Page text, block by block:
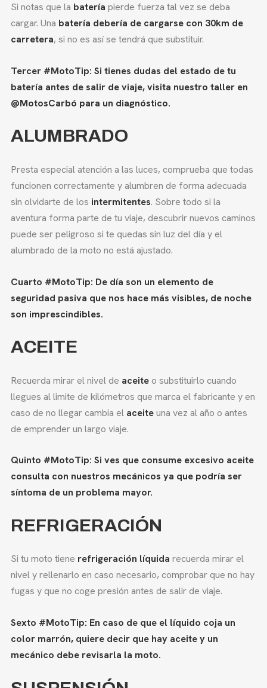
Si notas que la batería pierde fuerza tal vez se deba
cargar. Una batería debería de cargarse con 30km de
carretera, si no es así se tendrá que substituir.
Tercer #MotoTip: Si tienes dudas del estado de tu
batería antes de salir de viaje, visita nuestro taller en
@MotosCarbó para un diagnóstico.
ALUMBRADO
Presta especial atención a las luces, comprueba que todas
funcionen correctamente y alumbren de forma adecuada
sin olvidarte de los intermitentes. Sobre todo si la
aventura forma parte de tu viaje, descubrir nuevos caminos
puede ser peligroso si te quedas sin luz del día y el
alumbrado de la moto no está ajustado.
Cuarto #MotoTip: De día son un elemento de
seguridad pasiva que nos hace más visibles, de noche
son imprescindibles.
ACEITE
Recuerda mirar el nivel de aceiteo substituirlo cuando
llegues al limite de kilómetros que marca el fabricante y en
caso de no llegar cambia el aceiteuna vez al año o antes
de emprender un largo viaje.
Quinto #MotoTip: Si ves que consume excesivo aceite
consulta con nuestros mecánicos ya que podría ser
síntoma de un problema mayor.
REFRIGERACIÓN
Si tu moto tiene refrigeración líquida recuerda mirar el
nivel y rellenarlo en caso necesario, comprobar que no hay
fugas y que no coge presión antes de salir de viaje.
Sexto #MotoTip: En caso de que el líquido coja un
color marrón, quiere decir que hay aceite y un
mecánico debe revisarla la moto.